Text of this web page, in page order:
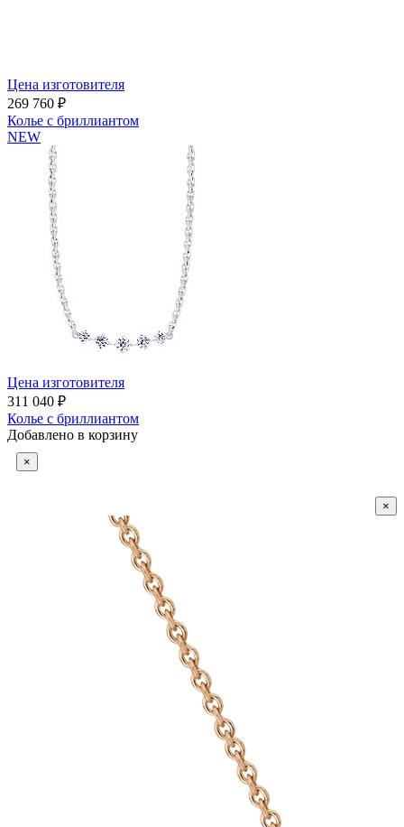
Цена изготовителя
269 760 ₽
Колье с бриллиантом
NEW
Цена изготовителя
311 040 ₽
Колье с бриллиантом
Добавлено в корзину
×
×